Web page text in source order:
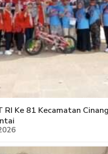
RI Ke 81 Kecamatan